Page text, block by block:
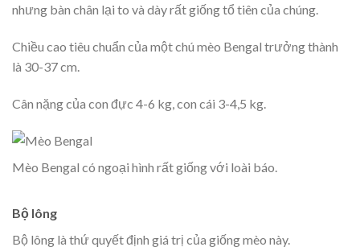
nhưng bàn chân lại to và dày rất giống tổ tiên của chúng.
Chiều cao tiêu chuẩn của một chú mèo Bengal trưởng thành
là 30-37 cm.
Cân nặng của con đực 4-6 kg, con cái 3-4,5 kg.
Mèo Bengal có ngoại hình rất giống với loài báo.
Bộ lông
Bộ lông là thứ quyết định giá trị của giống mèo này.